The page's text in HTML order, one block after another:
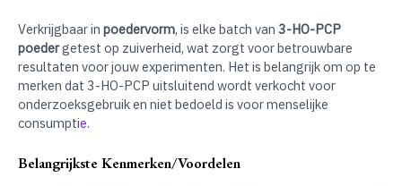
Verkrijgbaar in poedervorm, is elke batch van 3-HO-PCP
poedergetest op zuiverheid, wat zorgt voor betrouwbare
resultaten voor jouw experimenten. Het is belangrijk om op te
merken dat 3-HO-PCP uitsluitend wordt verkocht voor
onderzoeksgebruik en niet bedoeld is voor menselijke
consumptie.
Belangrijkste Kenmerken/Voordelen